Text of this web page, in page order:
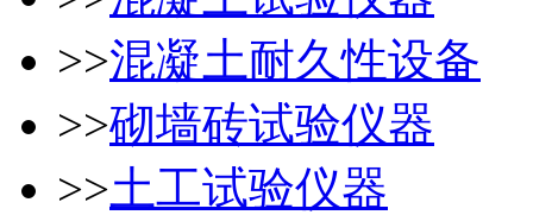
>>混凝土耐久性设备
>>砌墙砖试验仪器
>>土工试验仪器